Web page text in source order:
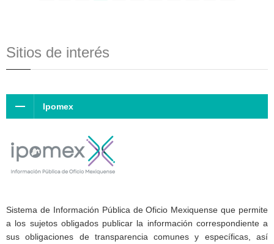
Sitios de interés
Ipomex
Sistema de Información Pública de Oficio Mexiquense que permite
a los sujetos obligados publicar la información correspondiente a
sus obligaciones de transparencia comunes y específicas, así